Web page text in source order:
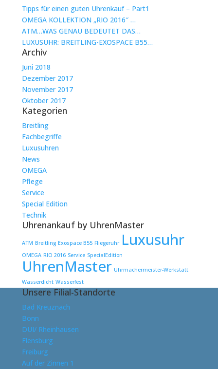
Tipps für einen guten Uhrenkauf – Part1
OMEGA KOLLEKTION „RIO 2016″ …
ATM…WAS GENAU BEDEUTET DAS…
LUXUSUHR: BREITLING-EXOSPACE B55…
Archiv
Juni 2018
Dezember 2017
November 2017
Oktober 2017
Kategorien
Breitling
Fachbegriffe
Luxusuhren
News
OMEGA
Pflege
Service
Special Edition
Technik
Uhrenankauf by UhrenMaster
ATM Breitling Exospace B55 Fliegeruhr Luxusuhr
OMEGA RIO 2016 Service SpecialEdition
UhrenMaster Uhrmachermeister-Werkstatt
Wasserdicht Wasserfest
Unsere Filial-Standorte
Bad Kreuznach
Bonn
DUI/ Rheinhausen
Flensburg
Freiburg
Auf der Zinnen 1